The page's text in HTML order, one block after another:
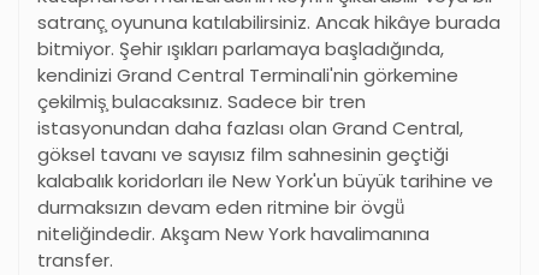
satranç̧ oyununa katılabilirsiniz. Ancak hikâye burada
bitmiyor. Şehir ışıkları parlamaya başladığında,
kendinizi Grand Central Terminali'nin görkemine
çekilmiş̧ bulacaksınız. Sadece bir tren
istasyonundan daha fazlası olan Grand Central,
göksel tavanı ve sayısız film sahnesinin geçtiği
kalabalık koridorları ile New York'un büyük tarihine ve
durmaksızın devam eden ritmine bir övgü̈
niteliğindedir. Akşam New York havalimanına
transfer.